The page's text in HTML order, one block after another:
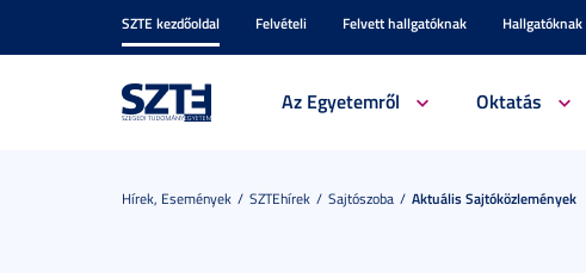
SZTE kezdőoldal Felvételi Felvett hallgatóknak Hallgatóknak
Az Egyetemről Oktatás
Hírek, Események SZTEhírek Sajtószoba Aktuális Sajtóközlemények